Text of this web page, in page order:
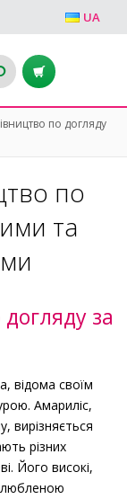
UA
по догляду
по
та
за
відома своїм
Амариліс,
вирізняється
різних
Його високі,